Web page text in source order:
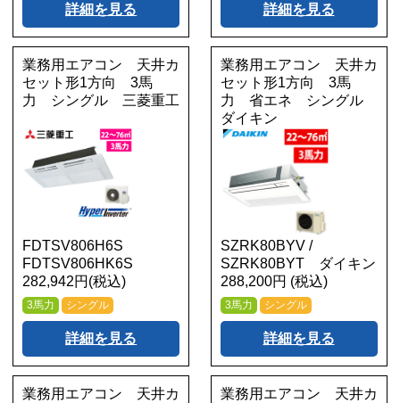
詳細を見る 詳細を見る
業務用エアコン 天井カ
セット形1方向 3馬
力 シングル 三菱重工
FDTSV806H6S
FDTSV806HK6S
282,942円(税込)
3馬力 シングル
詳細を見る
業務用エアコン 天井カ
セット形1方向 3馬
力 省エネ シングル
ダイキン
SZRK80BYV /
SZRK80BYT ダイキン
288,200円 (税込)
3馬力 シングル
詳細を見る
業務用エアコン 天井カ
業務用エアコン 天井カ